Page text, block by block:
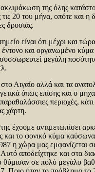
της όλης
20 του μήνα, οπότε και η
δροσιάς.
είναι ότι μέχρι και
έντονο και οργανωμένο
συσσωρευτεί μεγάλη
Αιγαίο αλλά και τα
όπως επίσης και ο
περιοχές, κάτι
χάρτη.
έχουμε αντιμετωπίσει
το φονικό κύμα
η χώρα μας εμφανίζεται
αποδείχτηκε και στα
σε πολύ μεγάλο